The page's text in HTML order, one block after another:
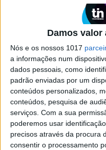
Damos valor
Nós e os nossos 1017
a informações num
dados pessoais, como
padrão enviadas por um
conteúdos personalizados,
conteúdos, pesquisa de
serviços. Com a sua
poderemos usar
precisos através da procura
consentir o processamento
EXAME INFORMÁTICA
Elon Musk
humanoide